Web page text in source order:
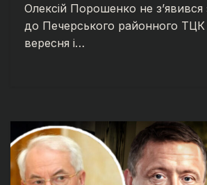
Олексій Порошенко не
до Печерського районного
вересня і…